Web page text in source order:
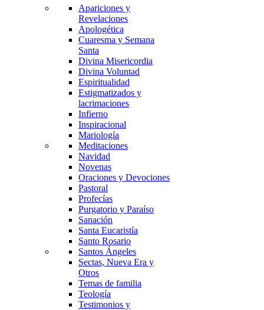
Apariciones y
Revelaciones
Apologética
Cuaresma y Semana
Santa
Divina Misericordia
Divina Voluntad
Espiritualidad
Estigmatizados y
lacrimaciones
Infierno
Inspiracional
Mariología
Meditaciones
Navidad
Novenas
Oraciones y Devociones
Pastoral
Profecías
Purgatorio y Paraíso
Sanación
Santa Eucaristía
Santo Rosario
Santos Ángeles
Sectas, Nueva Era y
Otros
Temas de familia
Teología
Testimonios y